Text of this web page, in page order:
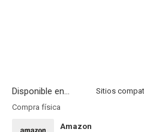
Disponible en...
Compra física
Amazon